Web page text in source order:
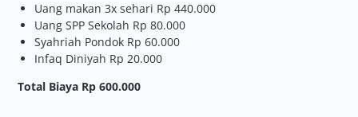
Uang makan 3x sehari Rp 440.000
Uang SPP Sekolah Rp 80.000
Syahriah Pondok Rp 60.000
Infaq Diniyah Rp 20.000
Total Biaya Rp 600.000